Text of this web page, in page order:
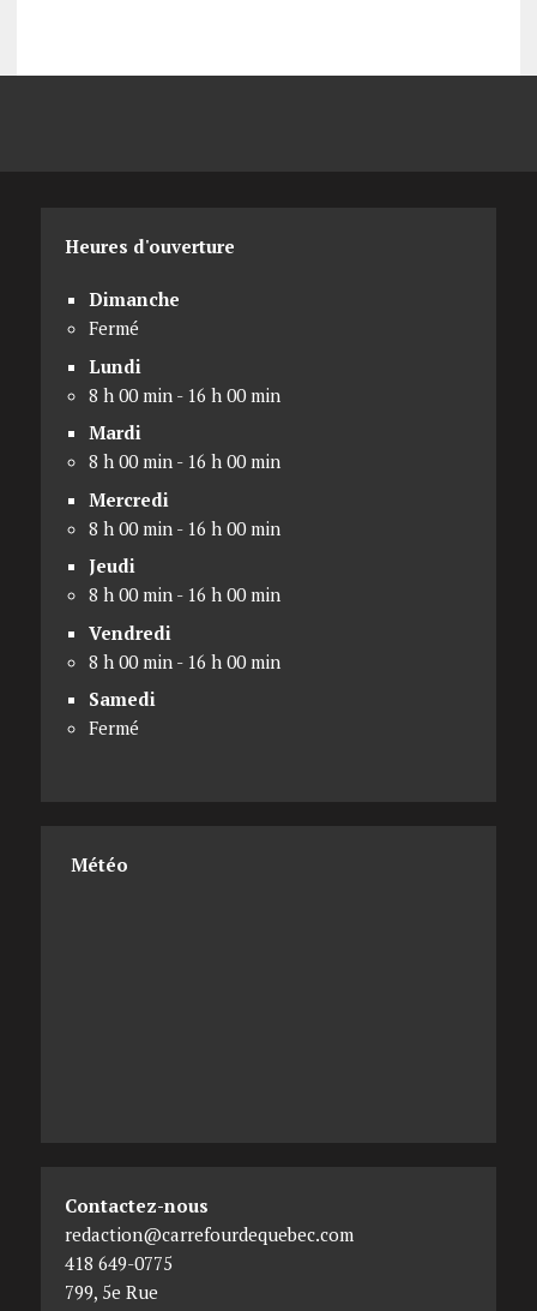
Heures d'ouverture
Dimanche
Fermé
Lundi
8 h 00 min - 16 h 00 min
Mardi
8 h 00 min - 16 h 00 min
Mercredi
8 h 00 min - 16 h 00 min
Jeudi
8 h 00 min - 16 h 00 min
Vendredi
8 h 00 min - 16 h 00 min
Samedi
Fermé
Météo
Contactez-nous
redaction@carrefourdequebec.com
418 649-0775
799, 5e Rue